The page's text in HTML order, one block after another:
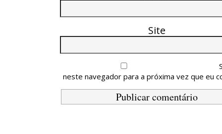
Site
neste navegador para a próxima vez que eu